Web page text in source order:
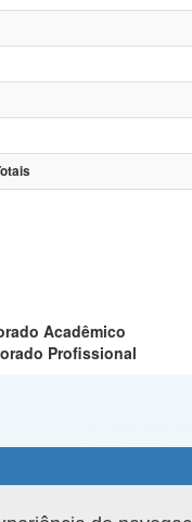
Acadêmico
Profissional